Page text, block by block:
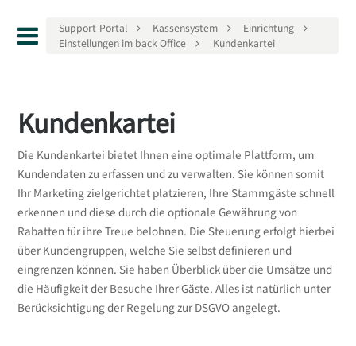
Support-Portal Kassensystem
Einrichtung
Einstellungen im back Office
Kundenkartei
Kundenkartei
Die Kundenkartei bietet Ihnen eine optimale Plattform, um
Kundendaten zu erfassen und zu verwalten. Sie können somit
Ihr Marketing zielgerichtet platzieren, Ihre Stammgäste schnell
erkennen und diese durch die optionale Gewährung von
Rabatten für ihre Treue belohnen. Die Steuerung erfolgt hierbei
über Kundengruppen, welche Sie selbst definieren und
eingrenzen können. Sie haben Überblick über die Umsätze und
die Häufigkeit der Besuche Ihrer Gäste. Alles ist natürlich unter
Berücksichtigung der Regelung zur DSGVO angelegt.